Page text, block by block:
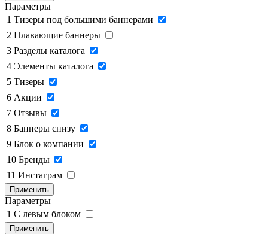
Параметры
1 Тизеры под большими баннерами
2 Плавающие баннеры
3 Разделы каталога
4 Элементы каталога
5 Тизеры
6 Акции
7 Отзывы
8 Баннеры снизу
9 Блок о компании
10 Бренды
11 Инстаграм
Применить
Параметры
1 C левым блоком
Применить